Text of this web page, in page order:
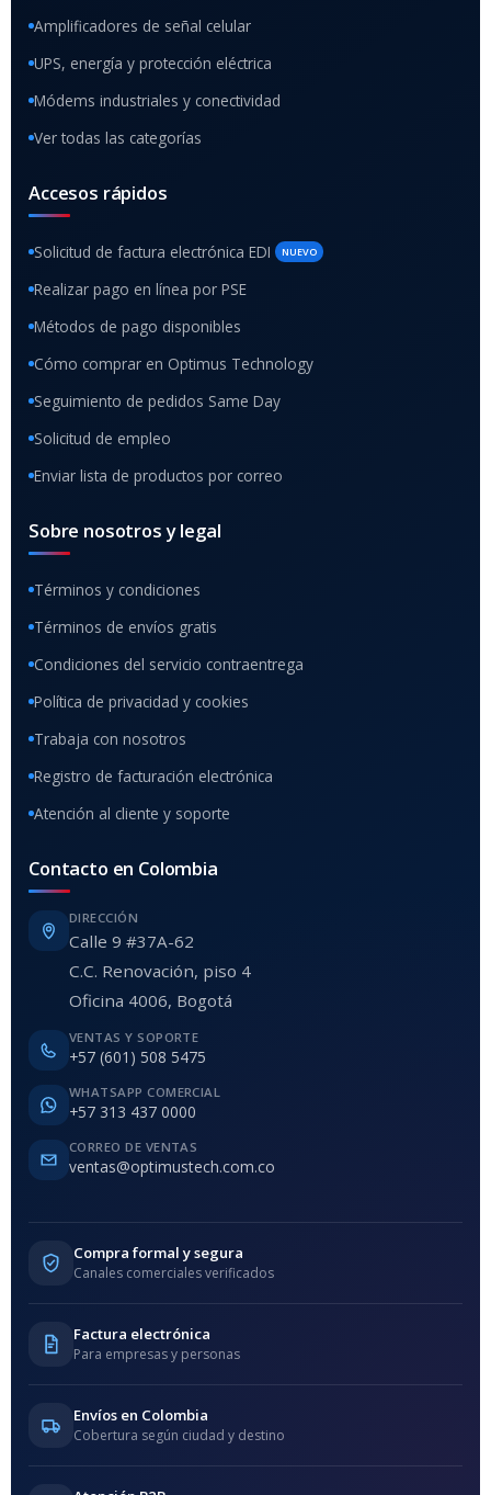
Amplificadores de señal celular
UPS, energía y protección eléctrica
Módems industriales y conectividad
Ver todas las categorías
Accesos rápidos
Solicitud de factura electrónica EDI NUEVO
Realizar pago en línea por PSE
Métodos de pago disponibles
Cómo comprar en Optimus Technology
Seguimiento de pedidos Same Day
Solicitud de empleo
Enviar lista de productos por correo
Sobre nosotros y legal
Términos y condiciones
Términos de envíos gratis
Condiciones del servicio contraentrega
Política de privacidad y cookies
Trabaja con nosotros
Registro de facturación electrónica
Atención al cliente y soporte
Contacto en Colombia
DIRECCIÓN
Calle 9 #37A-62
C.C. Renovación, piso 4
Oficina 4006, Bogotá
VENTAS Y SOPORTE
+57 (601) 508 5475
WHATSAPP COMERCIAL
+57 313 437 0000
CORREO DE VENTAS
ventas@optimustech.com.co
Compra formal y segura
Canales comerciales verificados
Factura electrónica
Para empresas y personas
Envíos en Colombia
Cobertura según ciudad y destino